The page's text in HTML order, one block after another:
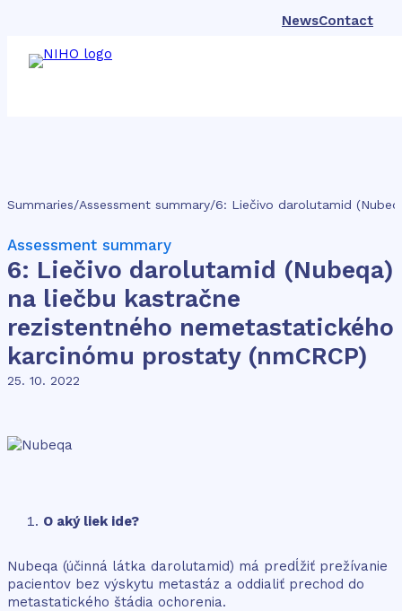
NewsContact
Summaries/Assessment summary/
Assessment summary
6: Liečivo darolutamid (Nubeqa)
na liečbu kastračne
rezistentného nemetastatického
karcinómu prostaty (nmCRCP)
25. 10. 2022
O aký liek ide?
Nubeqa (účinná látka darolutamid) má predĺžiť prežívanie
pacientov bez výskytu metastáz a oddialiť prechod do
metastatického štádia ochorenia.